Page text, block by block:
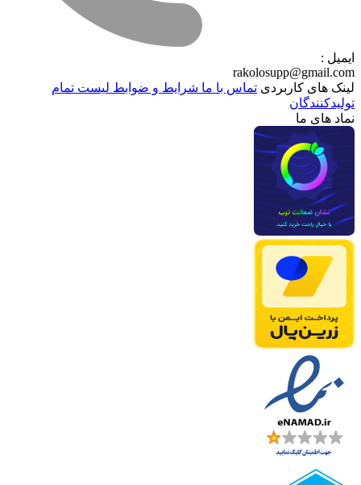
ایمیل :
rakolosupp@gmail.com
لینک های کاربردی تماس با ماشرایط و ضوابطلیست تمام
تولیدکنندگان
نماد های ما